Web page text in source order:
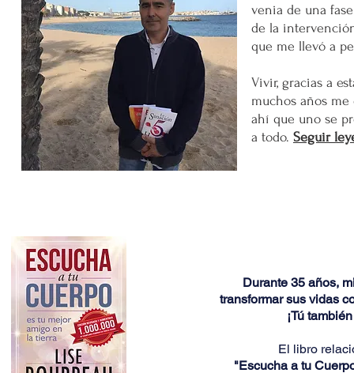
venia de una
de la
que me llevó a
Vivir, gracias a
muchos años
ahí que uno se
a todo. Seguir
Durante 35 años,
transformar sus vidas
¡Tú
El libro
"Escucha a tu